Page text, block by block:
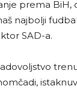
prema BiH,
najbolji
SAD-a.